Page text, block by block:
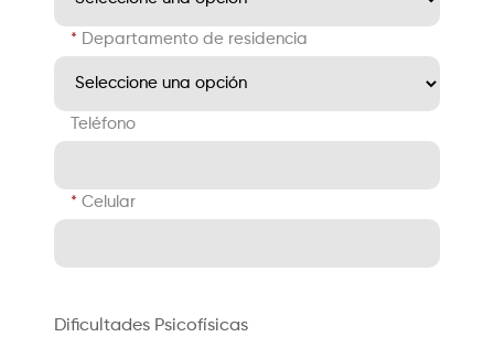
Departamento de residencia
Teléfono
Celular
Dificultades Psicofísicas